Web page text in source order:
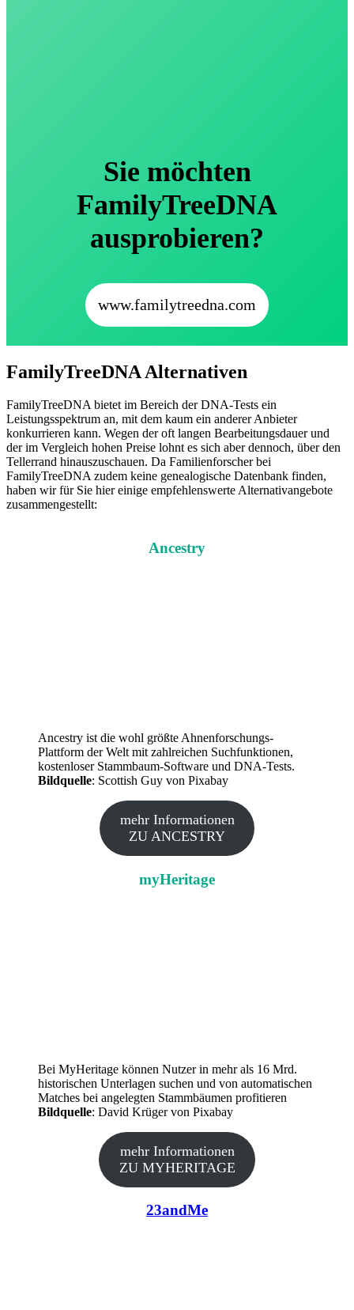
Sie möchten
FamilyTreeDNA
ausprobieren?
www.familytreedna.com
FamilyTreeDNA Alternativen
FamilyTreeDNA bietet im Bereich der DNA-Tests ein
Leistungsspektrum an, mit dem kaum ein anderer Anbieter
konkurrieren kann. Wegen der oft langen Bearbeitungsdauer und
der im Vergleich hohen Preise lohnt es sich aber dennoch, über den
Tellerrand hinauszuschauen. Da Familienforscher bei
FamilyTreeDNA zudem keine genealogische Datenbank finden,
haben wir für Sie hier einige empfehlenswerte Alternativangebote
zusammengestellt:
Ancestry
Ancestry ist die wohl größte Ahnenforschungs-
Plattform der Welt mit zahlreichen Suchfunktionen,
kostenloser Stammbaum-Software und DNA-Tests.
Bildquelle: Scottish Guy von Pixabay
mehr Informationen
ZU ANCESTRY
myHeritage
Bei MyHeritage können Nutzer in mehr als 16 Mrd.
historischen Unterlagen suchen und von automatischen
Matches bei angelegten Stammbäumen profitieren
Bildquelle: David Krüger von Pixabay
mehr Informationen
ZU MYHERITAGE
23andMe